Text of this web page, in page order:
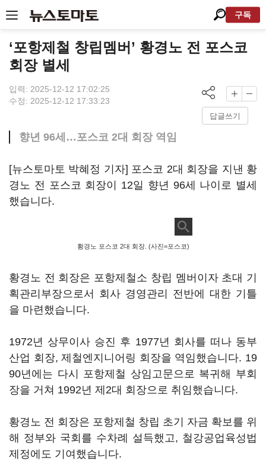
구독
‘포항제철 창립멤버’ 황경노 전 포스코
회장 별세
입력: 2025-12-12 17:02:25
수정: 2025-12-12 17:33:23
답글쓰기
향년 96세…포스코 2대 회장 역임
[뉴스토마토 박혜정 기자] 포스코 2대 회장을 지낸 황
경노 전 포스코 회장이 12일 향년 96세 나이로 별세
했습니다.
황경노 포스코 2대 회장. (사진=포스코)
황경노 전 회장은 포항제철소 창립 멤버이자 초대 기
획관리부장으로서 회사 경영관리 전반에 대한 기틀
을 마련했습니다.
1972년 상무이사 승진 후 1977년 회사를 떠나 동부
산업 회장, 제철엔지니어링 회장을 역임했습니다. 19
90년에는 다시 포항제철 상임고문으로 복귀해 부회
장을 거쳐 1992년 제2대 회장으로 취임했습니다.
황경노 전 회장은 포항제철 창립 초기 자금 확보를 위
해 정부와 국회를 수차례 설득했고, 철강공업육성법
제정에도 기여했습니다.